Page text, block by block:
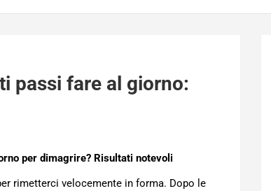
passi fare al giorno:
per dimagrire? Risultati notevoli
rimetterci velocemente in forma. Dopo le